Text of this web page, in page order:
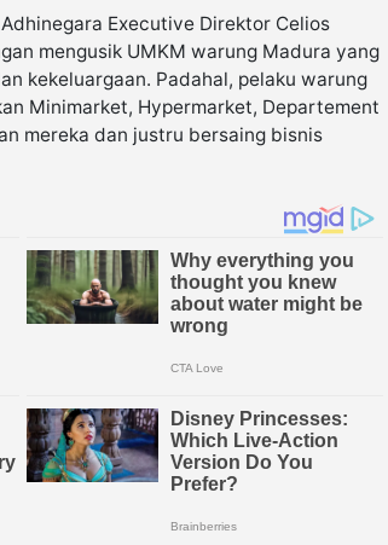
Executive Direktor Celios
mengusik UMKM warung Madura yang
kekeluargaan. Padahal, pelaku warung
Minimarket, Hypermarket, Departement
mereka dan justru bersaing bisnis